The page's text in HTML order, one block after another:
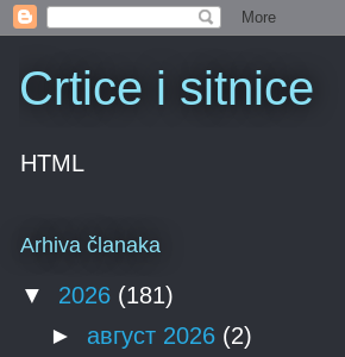
Crtice i sitnice
HTML
Arhiva članaka
▼ 2026 (181)
► август 2026 (2)